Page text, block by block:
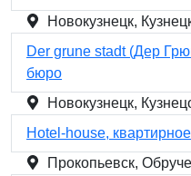
Новокузнецк,
Der grune stadt (Дер
бюро
Новокузнецк,
Hotel-house,
Прокопьевск,